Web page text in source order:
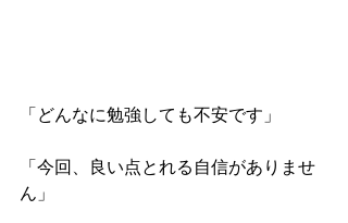
「どんなに勉強しても不安です」
「今回、良い点とれる自信がありませ
ん」